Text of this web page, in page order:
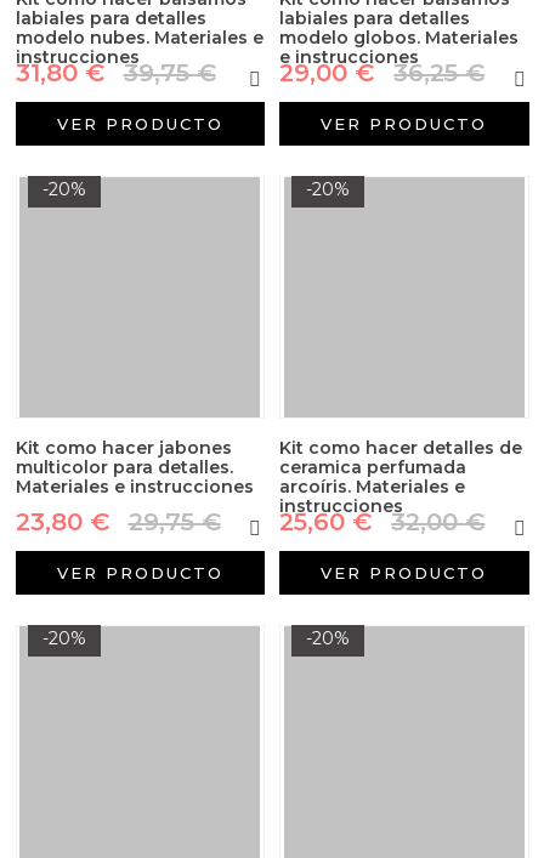
labiales para detalles
modelo nubes. Materiales e
instrucciones
31,80 € 39,75 €
VER PRODUCTO
labiales para detalles
modelo globos. Materiales
e instrucciones
29,00 € 36,25 €
VER PRODUCTO
-20%
Kit como hacer jabones
multicolor para detalles.
Materiales e instrucciones
23,80 € 29,75 €
VER PRODUCTO
-20%
Kit como hacer detalles de
ceramica perfumada
arcoíris. Materiales e
instrucciones
25,60 € 32,00 €
VER PRODUCTO
-20% -20%